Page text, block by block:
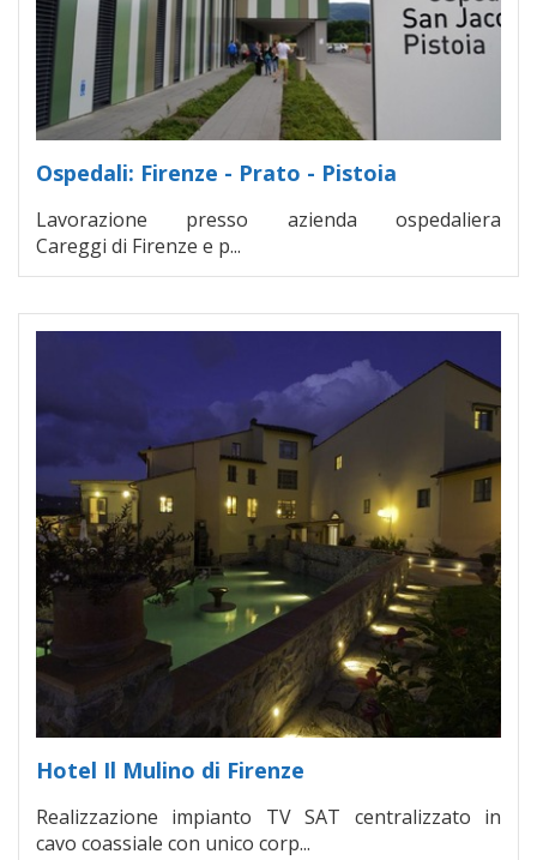
Ospedali: Firenze - Prato - Pistoia
Lavorazione presso azienda ospedaliera
Careggi di Firenze e p...
Hotel Il Mulino di Firenze
Realizzazione impianto TV SAT centralizzato in
cavo coassiale con unico corp...